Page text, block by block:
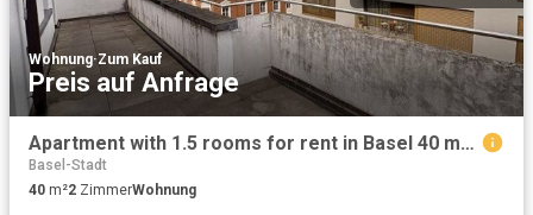
Wohnung·Zum Kauf
Preis auf Anfrage
Apartment with 1.5 rooms for rent in Basel 40 m² | dreamo. Ch
Basel-Stadt
40 m²2 ZimmerWohnung